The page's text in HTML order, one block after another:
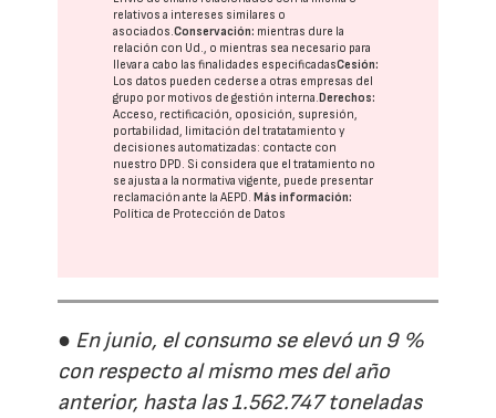
relativos a intereses similares o
asociados.Conservación: mientras dure la
relación con Ud., o mientras sea necesario para
llevar a cabo las finalidades especificadasCesión:
Los datos pueden cederse a otras empresas del
grupo por motivos de gestión interna. Derechos:
Acceso, rectificación, oposición, supresión,
portabilidad, limitación del tratatamiento y
decisiones automatizadas: contacte con
nuestro DPD. Si considera que el tratamiento no
se ajusta a la normativa vigente, puede presentar
reclamación ante laAEPD. Más información:
Política de Protección de Datos
● En junio, el consumo se elevó un 9 %
con respecto al mismo mes del año
anterior, hasta las 1.562.747 toneladas